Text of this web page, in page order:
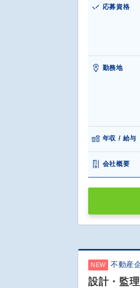
応募資格
勤務地
年収 / 給与
会社概要
NEW 不動産
設計・監